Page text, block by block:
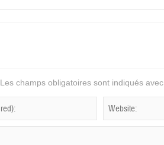
Les champs obligatoires sont indiqués avec